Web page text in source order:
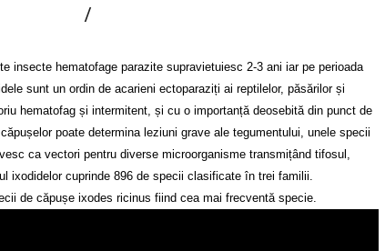
/
insecte hematofage parazite supravietuiesc 2-3 ani iar pe perioada
sunt un ordin de acarieni ectoparaziți ai reptilelor, păsărilor și
hematofag și intermitent, și cu o importanță deosebită din punct de
poate determina leziuni grave ale tegumentului, unele specii
ca vectori pentru diverse microorganisme transmițând tifosul,
ixodidelor cuprinde 896 de specii clasificate în trei familii.
de căpușe ixodes ricinus fiind cea mai frecventă specie.